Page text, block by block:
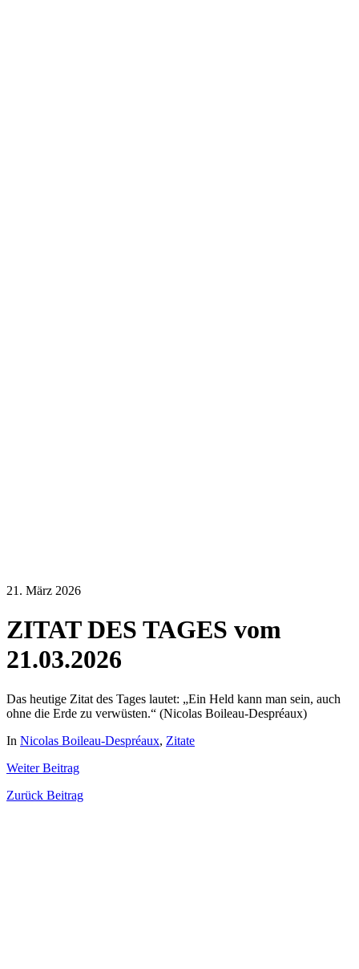
21. März 2026
ZITAT DES TAGES vom
21.03.2026
Das heutige Zitat des Tages lautet: „Ein Held kann man sein, auch
ohne die Erde zu verwüsten.“ (Nicolas Boileau-Despréaux)
In Nicolas Boileau-Despréaux, Zitate
WeiterBeitrag
Zurück Beitrag